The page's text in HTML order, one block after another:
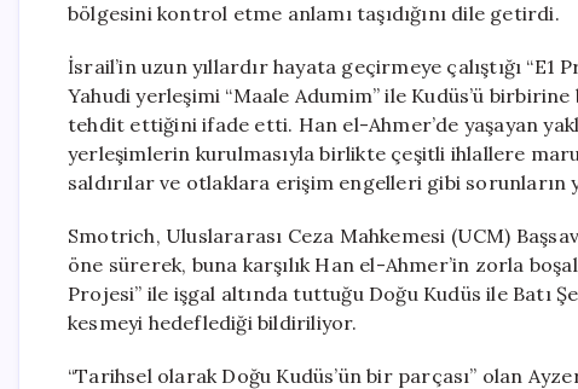
bölgesini kontrol etme anlamı taşıdığını dile getirdi.
İsrail’in uzun yıllardır hayata geçirmeye çalıştığı
Yahudi yerleşimi “Maale Adumim” ile Kudüs’ü
tehdit ettiğini ifade etti. Han el-Ahmer’de yaşayan
yerleşimlerin kurulmasıyla birlikte çeşitli ihlallere
saldırılar ve otlaklara erişim engelleri gibi sorunların
Smotrich, Uluslararası Ceza Mahkemesi (UCM)
öne sürerek, buna karşılık Han el-Ahmer’in zorla
Projesi” ile işgal altında tuttuğu Doğu Kudüs ile Batı
kesmeyi hedeflediği bildiriliyor.
“Tarihsel olarak Doğu Kudüs’ün bir parçası” olan